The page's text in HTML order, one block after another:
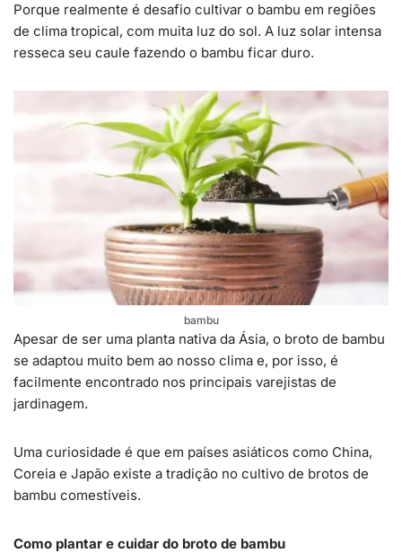
Porque realmente é desafio cultivar o bambu em regiões
de clima tropical, com muita luz do sol. A luz solar intensa
resseca seu caule fazendo o bambu ficar duro.
bambu
Apesar de ser uma planta nativa da Ásia, o broto de bambu
se adaptou muito bem ao nosso clima e, por isso, é
facilmente encontrado nos principais varejistas de
jardinagem.
Uma curiosidade é que em países asiáticos como China,
Coreia e Japão existe a tradição no cultivo de brotos de
bambu comestíveis.
Como plantar e cuidar do broto de bambu